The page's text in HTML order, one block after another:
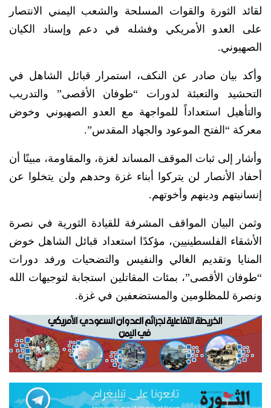
لقائد الثورة والقوات المسلحة والشعب اليمني الانتصار
على العدو الأمريكي وفشله في دعم وإسناد الكيان
الصهيوني.
وأكد بيان صادر عن النكف، استمرار قبائل الشاهل في
التحشيد والتعبئة لدورات “طوفان الأقصى” والتدريب
والتأهيل استعداداً للمواجهة مع العدو الصهيوني وخوض
معركة “الفتح الموعود والجهاد المقدس”.
وأشار إلى ثبات الموقف المساند لغزة، والمقاومة، مبينًا أن
أحفاد الأنصار لن يتركوا أبناء غزة وحدهم ولن يتخلوا عن
إنسانيتهم ودينهم وأخوتهم.
وثمن البيان المواقف المشرفة للقيادة الثورية في نصرة
الأشقاء الفلسطينيين، مؤكدًا استعداد قبائل الشاهل خوض
المنايا وتقديم الغالي والنفيس والتضحيات ورفد دورات
“طوفان الأقصى”، بمئات المقاتلين استجابة لتوجيهات الله
ونصرة للمظلومين والمستضعفين في غزة.